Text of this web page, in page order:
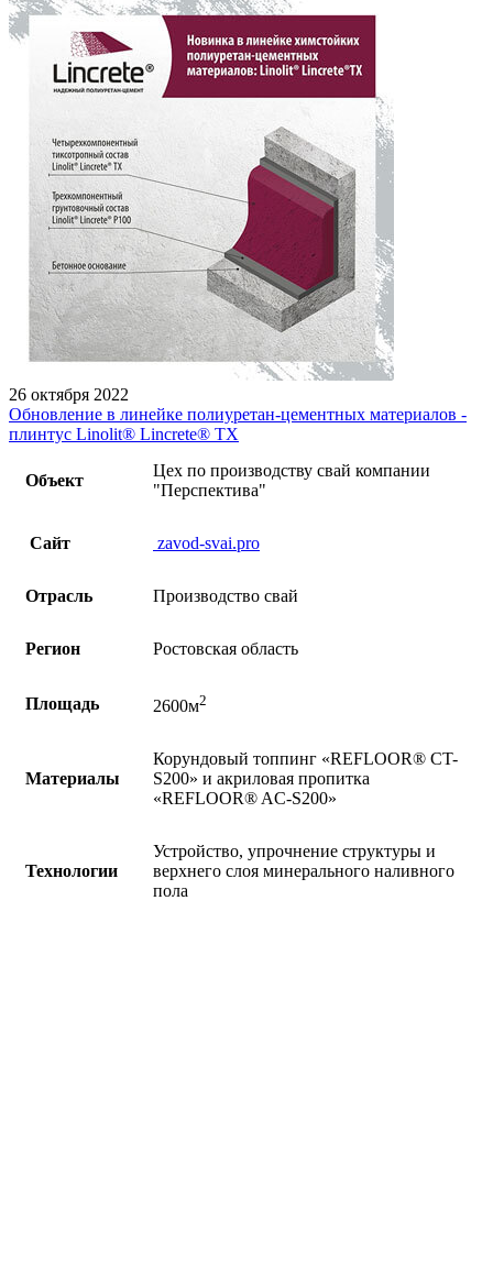
26 октября 2022
Обновление в линейке полиуретан-цементных материалов -
плинтус Linolit® Lincrete® ТХ
Объект
Цех по производству свай компании
"Перспектива"
Сайт zavod-svai.pro
Отрасль Производство свай
Регион Ростовская область
Площадь 2600м2
Материалы
Корундовый топпинг «REFLOOR® CT-
S200» и акриловая пропитка
«REFLOOR® AC-S200»
Технологии
Устройство, упрочнение структуры и
верхнего слоя минерального наливного
пола